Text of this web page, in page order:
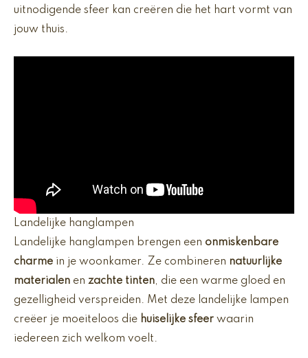
uitnodigende sfeer kan creëren die het hart vormt van
jouw thuis.
Landelijke hanglampen
Landelijke hanglampen brengen een onmiskenbare
charme in je woonkamer. Ze combineren natuurlijke
materialen en zachte tinten, die een warme gloed en
gezelligheid verspreiden. Met deze landelijke lampen
creëer je moeiteloos die huiselijke sfeer waarin
iedereen zich welkom voelt.